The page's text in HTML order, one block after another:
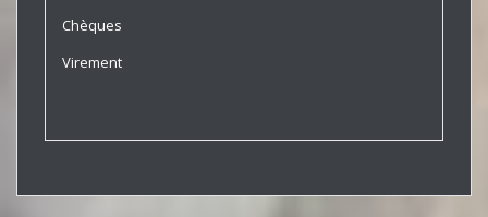
Chèques
Virement